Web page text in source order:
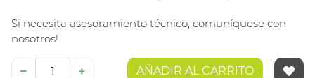
Si necesita asesoramiento técnico, comuníquese con
nosotros!
AÑADIR AL CARRITO